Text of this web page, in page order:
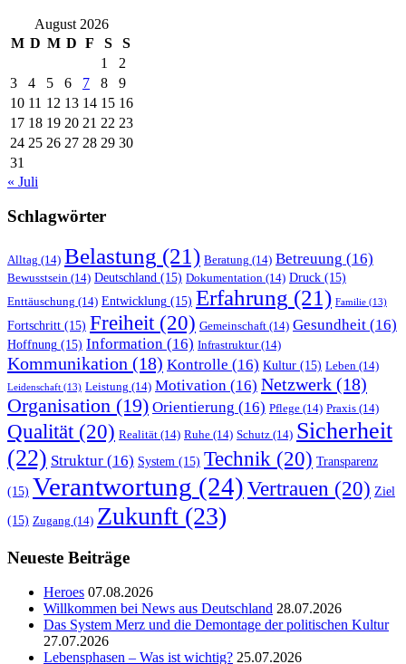
August 2026
M D M D F S
S
1
2
3
4 5 6 7 8
9
10 11 12 13 14 15 16
17 18 19 20 21 22 23
24 25 26 27 28 29 30
31
« Juli
Schlagwörter
Alltag (14) Belastung (21) Beratung (14) Betreuung (16)
Bewusstsein (14) Deutschland (15) Dokumentation (14) Druck (15)
Enttäuschung (14) Entwicklung (15) Erfahrung (21) Familie (13)
Fortschritt (15) Freiheit (20) Gemeinschaft (14) Gesundheit (16)
Hoffnung (15) Information (16) Infrastruktur(14)
Kommunikation (18) Kontrolle (16) Kultur (15) Leben (14)
Leidenschaft (13) Leistung (14) Motivation (16) Netzwerk (18)
Organisation (19) Orientierung (16) Pflege (14) Praxis (14)
Qualität (20) Realität (14) Ruhe (14) Schutz (14) Sicherheit
(22) Struktur (16) System (15) Technik (20) Transparenz
(15) Verantwortung (24)Vertrauen (20) Ziel
(15) Zugang (14) Zukunft (23)
Neueste Beiträge
Heroes 07.08.2026
Willkommen bei News aus Deutschland 28.07.2026
Das System Merz und die Demontage der politischen Kultur
27.07.2026
Lebensphasen – Was ist wichtig? 25.07.2026